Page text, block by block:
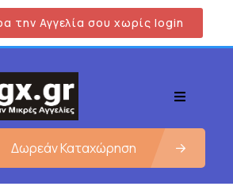
την Αγγελία σου χωρίς login
Δωρεάν Καταχώρηση